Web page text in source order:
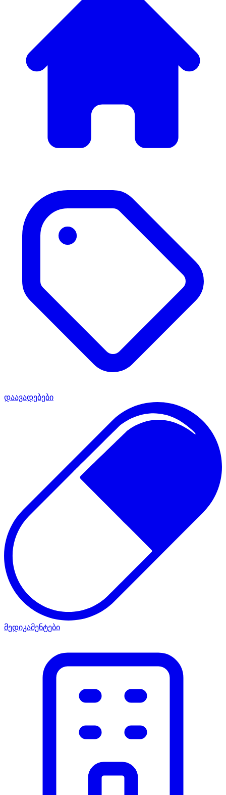
დაავადებები
მედიკამენტები